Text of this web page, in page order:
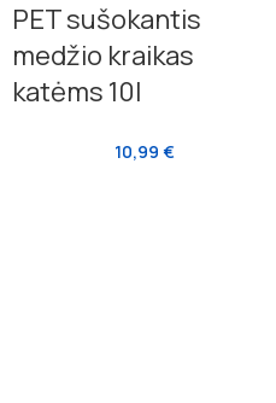
PET sušokantis
medžio kraikas
katėms 10l
10,99 €